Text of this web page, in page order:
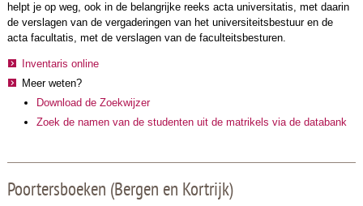
helpt je op weg, ook in de belangrijke reeks acta universitatis, met daarin
de verslagen van de vergaderingen van het universiteitsbestuur en de
acta facultatis, met de verslagen van de faculteitsbesturen.
Inventaris online
Meer weten?
Download de Zoekwijzer
Zoek de namen van de studenten uit de matrikels via de databank
Poortersboeken (Bergen en Kortrijk)